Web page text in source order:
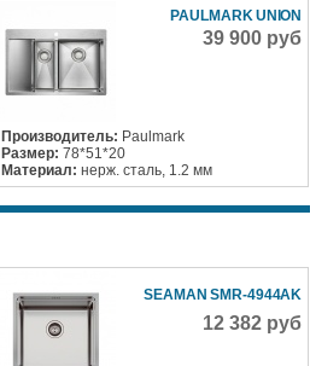
PAULMARK UNION
39 900 руб
Производитель: Paulmark
Размер: 78*51*20
Материал:нерж. сталь, 1.2 мм
SEAMAN SMR-4944AK
12 382 руб